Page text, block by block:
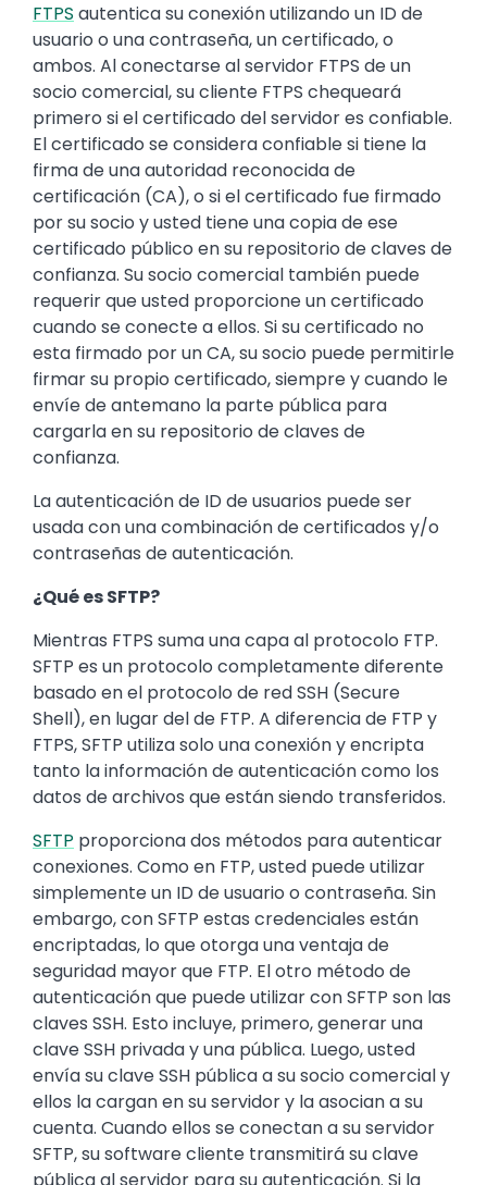
FTPS autentica su conexión utilizando un ID de
usuario o una contraseña, un certificado, o
ambos. Al conectarse al servidor FTPS de un
socio comercial, su cliente FTPS chequeará
primero si el certificado del servidor es confiable.
El certificado se considera confiable si tiene la
firma de una autoridad reconocida de
certificación (CA), o si el certificado fue firmado
por su socio y usted tiene una copia de ese
certificado público en su repositorio de claves de
confianza. Su socio comercial también puede
requerir que usted proporcione un certificado
cuando se conecte a ellos. Si su certificado no
esta firmado por un CA, su socio puede permitirle
firmar su propio certificado, siempre y cuando le
envíe de antemano la parte pública para
cargarla en su repositorio de claves de
confianza.
La autenticación de ID de usuarios puede ser
usada con una combinación de certificados y/o
contraseñas de autenticación.
¿Qué es SFTP?
Mientras FTPS suma una capa al protocolo FTP.
SFTP es un protocolo completamente diferente
basado en el protocolo de red SSH (Secure
Shell), en lugar del de FTP. A diferencia de FTP y
FTPS, SFTP utiliza solo una conexión y encripta
tanto la información de autenticación como los
datos de archivos que están siendo transferidos.
SFTP proporciona dos métodos para autenticar
conexiones. Como en FTP, usted puede utilizar
simplemente un ID de usuario o contraseña. Sin
embargo, con SFTP estas credenciales están
encriptadas, lo que otorga una ventaja de
seguridad mayor que FTP. El otro método de
autenticación que puede utilizar con SFTP son las
claves SSH. Esto incluye, primero, generar una
clave SSH privada y una pública. Luego, usted
envía su clave SSH pública a su socio comercial y
ellos la cargan en su servidor y la asocian a su
cuenta. Cuando ellos se conectan a su servidor
SFTP, su software cliente transmitirá su clave